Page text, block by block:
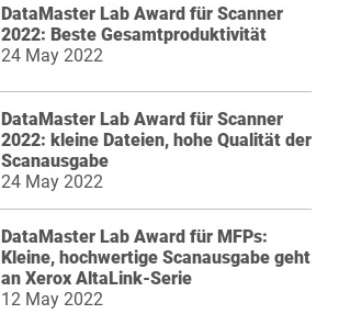
DataMaster Lab Award für Scanner
2022: Beste Gesamtproduktivität
24 May 2022
DataMaster Lab Award für Scanner
2022: kleine Dateien, hohe Qualität der
Scanausgabe
24 May 2022
DataMaster Lab Award für MFPs:
Kleine, hochwertige Scanausgabe geht
an Xerox AltaLink-Serie
12 May 2022